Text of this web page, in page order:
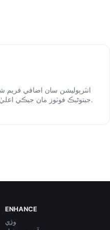
جيتوڻيڪ فوٽوز مان جيڪي اعليٰ فريم جي شرح تي نه شوٽ ڪيا ويا.
ENHANCE
وڌي